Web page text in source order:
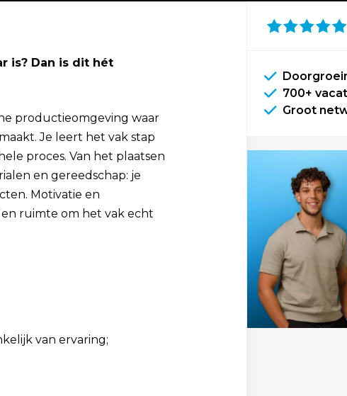
is? Dan is dit hét
productieomgeving waar
Je leert het vak stap
proces. Van het plaatsen
en gereedschap: je
Motivatie en
ruimte om het vak echt
van ervaring;
700+
Groot